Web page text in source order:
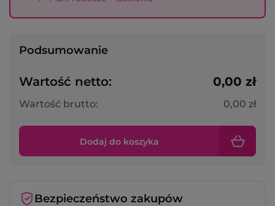
Podsumowanie
Wartość netto: 0,00 zł
Wartość brutto: 0,00 zł
Dodaj do koszyka
Bezpieczeństwo zakupów